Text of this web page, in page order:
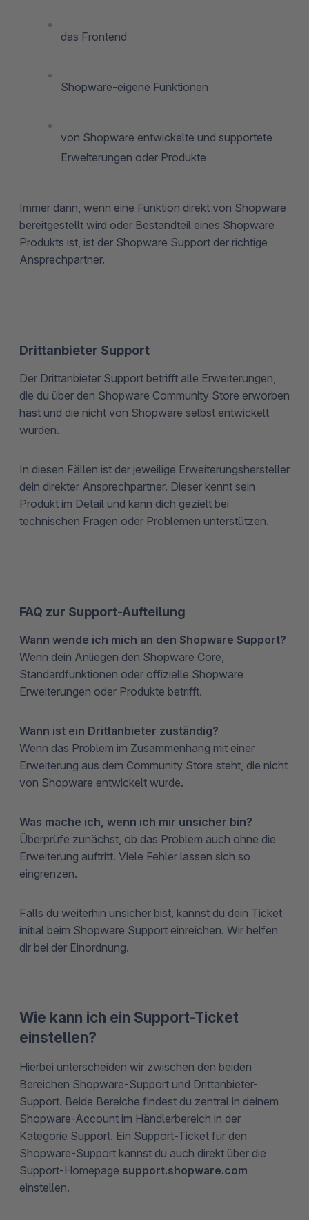
das Frontend
Shopware-eigene Funktionen
von Shopware entwickelte und supportete
Erweiterungen oder Produkte
Immer dann, wenn eine Funktion direkt von Shopware
bereitgestellt wird oder Bestandteil eines Shopware
Produkts ist, ist der Shopware Support der richtige
Ansprechpartner.
Drittanbieter Support
Der Drittanbieter Support betrifft alle Erweiterungen,
die du über den Shopware Community Store erworben
hast und die nicht von Shopware selbst entwickelt
wurden.
In diesen Fällen ist der jeweilige Erweiterungshersteller
dein direkter Ansprechpartner. Dieser kennt sein
Produkt im Detail und kann dich gezielt bei
technischen Fragen oder Problemen unterstützen.
FAQ zur Support-Aufteilung
Wann wende ich mich an den Shopware Support?
Wenn dein Anliegen den Shopware Core,
Standardfunktionen oder offizielle Shopware
Erweiterungen oder Produkte betrifft.
Wann ist ein Drittanbieter zuständig?
Wenn das Problem im Zusammenhang mit einer
Erweiterung aus dem Community Store steht, die nicht
von Shopware entwickelt wurde.
Was mache ich, wenn ich mir unsicher bin?
Überprüfe zunächst, ob das Problem auch ohne die
Erweiterung auftritt. Viele Fehler lassen sich so
eingrenzen.
Falls du weiterhin unsicher bist, kannst du dein Ticket
initial beim Shopware Support einreichen. Wir helfen
dir bei der Einordnung.
Wie kann ich ein Support-Ticket
einstellen?
Hierbei unterscheiden wir zwischen den beiden
Bereichen Shopware-Support und Drittanbieter-
Support. Beide Bereiche findest du zentral in deinem
Shopware-Account im Händlerbereich in der
Kategorie Support. Ein Support-Ticket für den
Shopware-Support kannst du auch direkt über die
Support-Homepage support.shopware.com
einstellen.